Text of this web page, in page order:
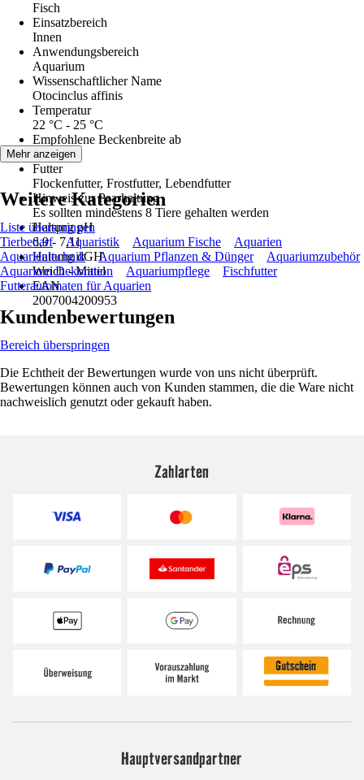
Fisch
Einsatzbereich
Innen
Anwendungsbereich
Aquarium
Wissenschaftlicher Name
Otocinclus affinis
Temperatur
22 °C - 25 °C
Empfohlene Beckenbreite ab
40 cm
Futter
Flockenfutter, Frostfutter, Lebendfutter
Hinweis zur Paarhaltung
Es sollten mindestens 8 Tiere gehalten werden
Haltung pH
6,9 - 7,11
Haltung dGH
Weich - Mittel
EAN
2007004200953
Mehr anzeigen
Weitere Kategorien
Liste überspringen
Tierbedarf
Aquaristik Aquarium Fische
Aquarien
Aquarientechnik
Aquarium Pflanzen & Dünger
Aquariumzubehör
Aquarium Dekoration
Aquariumpflege
Fischfutter
Futterautomaten für Aquarien
Kundenbewertungen
Bereich überspringen
Die Echtheit der Bewertungen wurde von uns nicht überprüft.
Bewertungen können auch von Kunden stammen, die die Ware nicht
nachweislich genutzt oder gekauft haben.
Zahlarten
Hauptversandpartner